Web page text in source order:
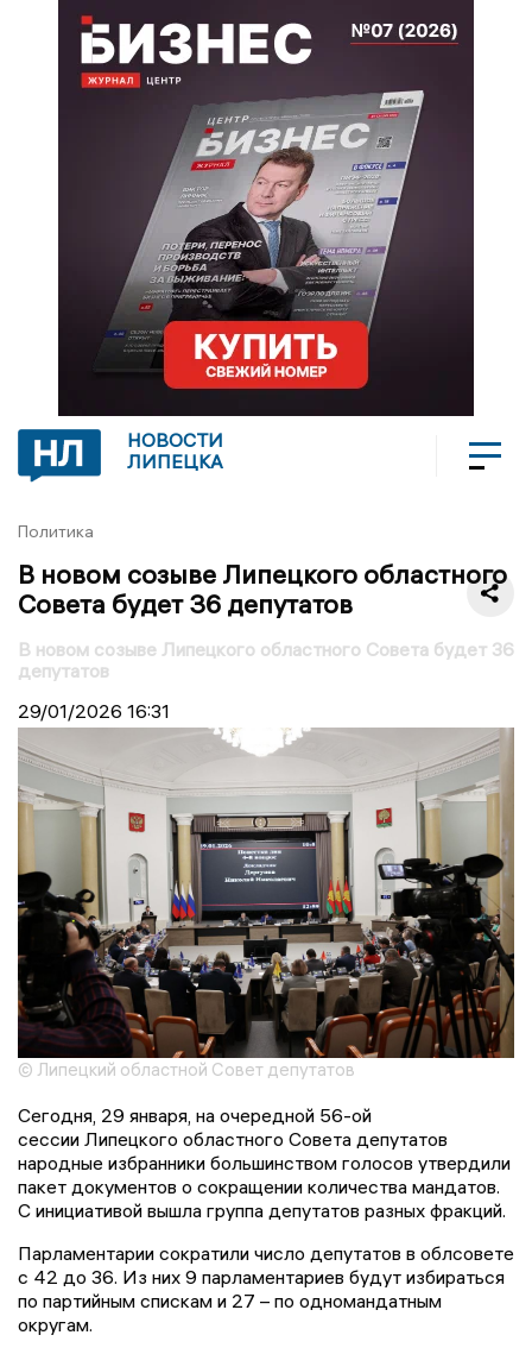
НОВОСТИ
ЛИПЕЦКА
Политика
В новом созыве Липецкого областного
Совета будет 36 депутатов
В новом созыве Липецкого областного Совета будет 36
депутатов
29/01/2026 16:31
© Липецкий областной Совет депутатов
Сегодня, 29 января, на очередной 56-ой
сессии Липецкого областного Совета депутатов
народные избранники большинством голосов утвердили
пакет документов о сокращении количества мандатов.
С инициативой вышла группа депутатов разных фракций.
Парламентарии сократили число депутатов в облсовете
с 42 до 36. Из них 9 парламентариев будут избираться
по партийным спискам и 27 – по одномандатным
округам.